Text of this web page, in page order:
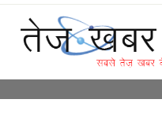
Skip
content